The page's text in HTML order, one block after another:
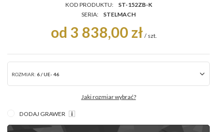
KOD PRODUKTU:
ST-152ZB-K
SERIA:
STELMACH
od 3 838,00 zł / szt.
ROZMIAR: 6 / UE- 46
Jaki rozmiar wybrać?
DODAJ GRAWER